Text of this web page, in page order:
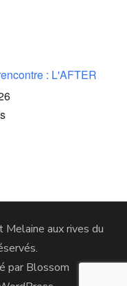
: L'AFTER
Melaine aux rives du
par Blossom